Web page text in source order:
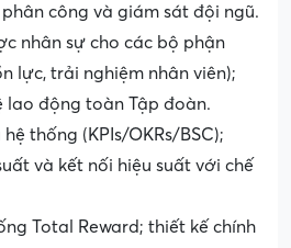
công và giám sát đội ngũ.
nhân sự cho các bộ phận
lực, trải nghiệm nhân viên);
lao động toàn Tập đoàn.
thống (KPIs/OKRs/BSC);
và kết nối hiệu suất với chế
Total Reward; thiết kế chính